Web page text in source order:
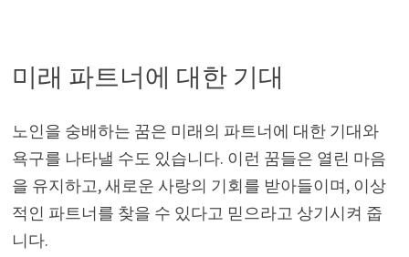
미래 파트너에 대한 기대
노인을 숭배하는 꿈은 미래의 파트너에 대한 기대와
욕구를 나타낼 수도 있습니다. 이런 꿈들은 열린 마음
을 유지하고, 새로운 사랑의 기회를 받아들이며, 이상
적인 파트너를 찾을 수 있다고 믿으라고 상기시켜 줍
니다.